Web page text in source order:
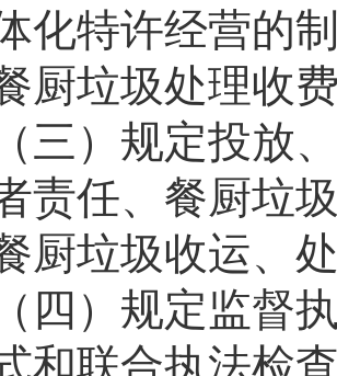
化特许经营的
厨垃圾处理收
）规定投放、
责任、餐厨垃
厨垃圾收运、
）规定监督执
和联合执法检